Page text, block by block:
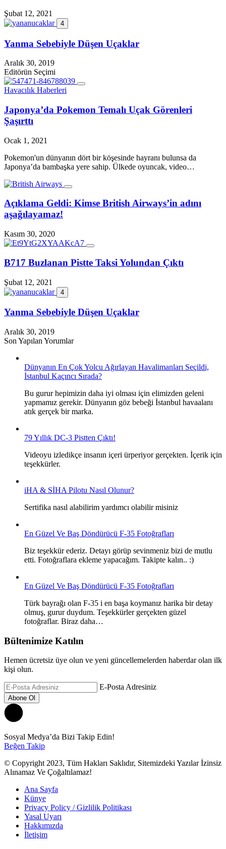
Şubat 12, 2021
4
Yanma Sebebiyle Düşen Uçaklar
Aralık 30, 2019
Editörün Seçimi
Havacılık Haberleri
Japonya’da Pokemon Temalı Uçak Görenleri
Şaşırttı
Ocak 1, 2021
Pokemon'un dünyanın dört bir köşesinde hayranı bulunsa da
Japonya’da bambaşka yere sahip. Ülkede oyuncak, video…
Açıklama Geldi: Kimse British Airways’in adını
aşağılayamaz!
Kasım 30, 2020
B717 Buzlanan Pistte Taksi Yolundan Çıktı
Şubat 12, 2021
4
Yanma Sebebiyle Düşen Uçaklar
Aralık 30, 2019
Son Yapılan Yorumlar
Dünyanın En Çok Yolcu Ağırlayan Havalimanları Seçildi,
İstanbul Kaçıncı Sırada?
Bu gurur hepimizin daha iyi olması için elimizden geleni
yapmamız gerekir. Dünyanın göz bebeği İstanbul havaalanı
atık gerçek bir marka.
79 Yıllık DC-3 Pistten Çıktı!
Videoyu izledikçe insanın içeri ürperiyor gerçekten. İçerik için
teşekkürler.
iHA & SİHA Pilotu Nasıl Olunur?
Sertifika nasıl alabilirim yardımcı olabilir misiniz
En Güzel Ve Baş Döndürücü F-35 Fotoğrafları
Biz teşekkür ederiz. Detayı görüp sevinmeniz bizi de mutlu
etti. Fotoğraflara ekleme yapacağım. Takipte kalın.. :)
En Güzel Ve Baş Döndürücü F-35 Fotoğrafları
Türk bayrağı olan F-35 i en başa koymanız harika bir detay
olmuş, gurur duydum. Teşekkürler gerçekten güzel
fotoğraflar. Biraz daha…
Bültenimize Katılın
Hemen ücretsiz üye olun ve yeni güncellemelerden haberdar olan ilk
kişi olun.
E-Posta Adresiniz
Sosyal Medya’da Bizi Takip Edin!
Beğen Takip
© Copyright 2023, Tüm Hakları Saklıdır, Sitemizdeki Yazılar İzinsiz
Alınamaz Ve Çoğaltılamaz!
Ana Sayfa
Künye
Privacy Policy / Gizlilik Politikası
Yasal Uyarı
Hakkımızda
İletişim